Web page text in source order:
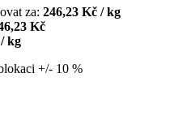
za: 246,23 Kč / kg
Kč
/ kg
+/- 10 %